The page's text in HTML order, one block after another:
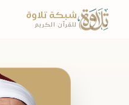
شبكة تلاوة
للقرآن الكريم